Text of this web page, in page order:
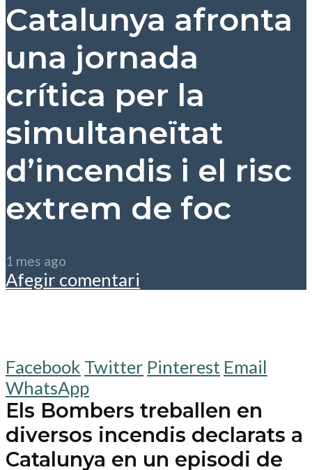
Catalunya afronta
una jornada
crítica per la
simultaneïtat
d’incendis i el risc
extrem de foc
1 mes ago
Afegir comentari
Facebook Twitter Pinterest Email
WhatsApp
Els Bombers treballen en
diversos incendis declarats a
Catalunya en un episodi de